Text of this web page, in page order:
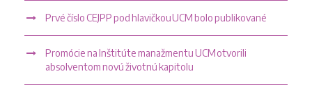
Prvé číslo CEJPP pod hlavičkou UCM bolo publikované
Promócie na Inštitúte manažmentu UCM otvorili
absolventom novú životnú kapitolu